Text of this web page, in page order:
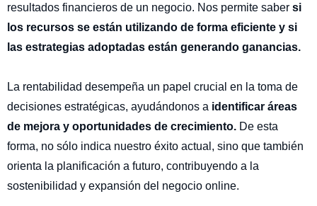
resultados financieros de un negocio. Nos permite saber si
los recursos se están utilizando de forma eficiente y si
las estrategias adoptadas están generando ganancias.
La rentabilidad desempeña un papel crucial en la toma de
decisiones estratégicas, ayudándonos a identificar áreas
de mejora y oportunidades de crecimiento. De esta
forma, no sólo indica nuestro éxito actual, sino que también
orienta la planificación a futuro, contribuyendo a la
sostenibilidad y expansión del negocio online.